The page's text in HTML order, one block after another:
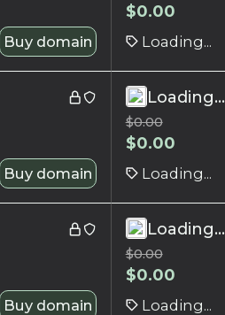
Buy domain
$0.00
Loading...
Buy domain
Loading...
$0.00
$0.00
Loading...
Buy domain
Loading...
$0.00
$0.00
Loading...